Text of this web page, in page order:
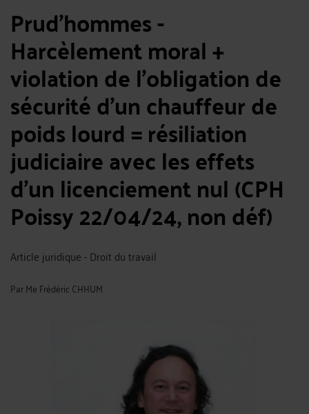
Prud’hommes -
Harcèlement moral +
violation de l’obligation de
sécurité d’un chauffeur de
poids lourd = résiliation
judiciaire avec les effets
d’un licenciement nul (CPH
Poissy 22/04/24, non déf)
Article juridique - Droit du travail
ParMe Frédéric CHHUM